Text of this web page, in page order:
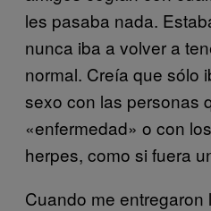
les pasaba nada.
nunca iba a volver a
normal. Creía que sólo
sexo con las personas
«enfermedad» o con
herpes, como si fuera
Cuando me